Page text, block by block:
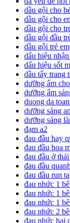
dầu gội cho
dầu gội cho
dầu gội cho
dầu gội đầu
dầu gội trẻ em
dấu hiệu
dấu hiệu sốt
dầu tẩy trang
dưỡng ẩm
dưỡng ẩm
duong da
dưỡng sáng
dưỡng sáng
đạm a2
đau đầu hay
đau đầu hoa
đau đầu ở
đau đầu
đau đầu run
đau nhức 1
đau nhức 1
đau nhức 1
đau nhức 2
đau nhức hai